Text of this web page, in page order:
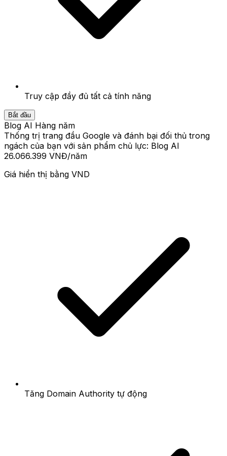
Truy cập đầy đủ tất cả tính năng
Bắt đầu
Blog AI Hàng năm
Thống trị trang đầu Google và đánh bại đối thủ trong
ngách của bạn với sản phẩm chủ lực: Blog AI
26.066.399 VNĐ/năm
Giá hiển thị bằng VND
Tăng Domain Authority tự động